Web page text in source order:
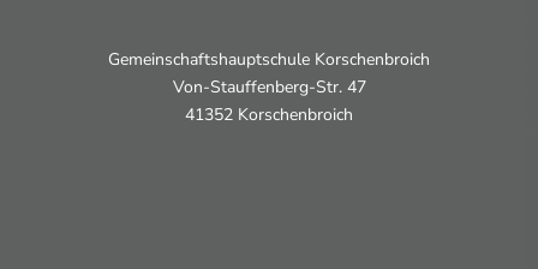
Gemeinschaftshauptschule Korschenbroich
Von-Stauffenberg-Str. 47
41352 Korschenbroich